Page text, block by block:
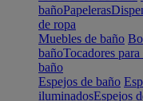
bañoPapeleras
de ropa
Muebles de baño
bañoTocadores para
baño
Espejos de baño
iluminadosEspejos